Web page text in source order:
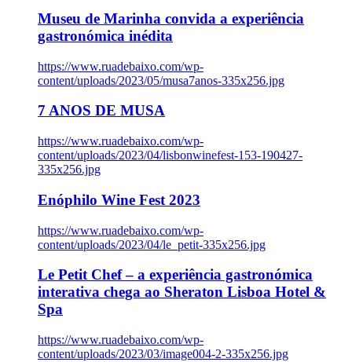
Museu de Marinha convida a experiência
gastronómica inédita
https://www.ruadebaixo.com/wp-
content/uploads/2023/05/musa7anos-335x256.jpg
7 ANOS DE MUSA
https://www.ruadebaixo.com/wp-
content/uploads/2023/04/lisbonwinefest-153-190427-
335x256.jpg
Enóphilo Wine Fest 2023
https://www.ruadebaixo.com/wp-
content/uploads/2023/04/le_petit-335x256.jpg
Le Petit Chef – a experiência gastronómica
interativa chega ao Sheraton Lisboa Hotel &
Spa
https://www.ruadebaixo.com/wp-
content/uploads/2023/03/image004-2-335x256.jpg